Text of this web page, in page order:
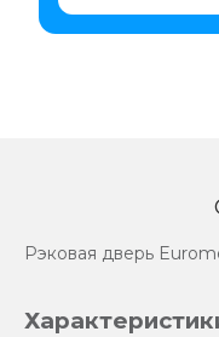
Рэковая дверь